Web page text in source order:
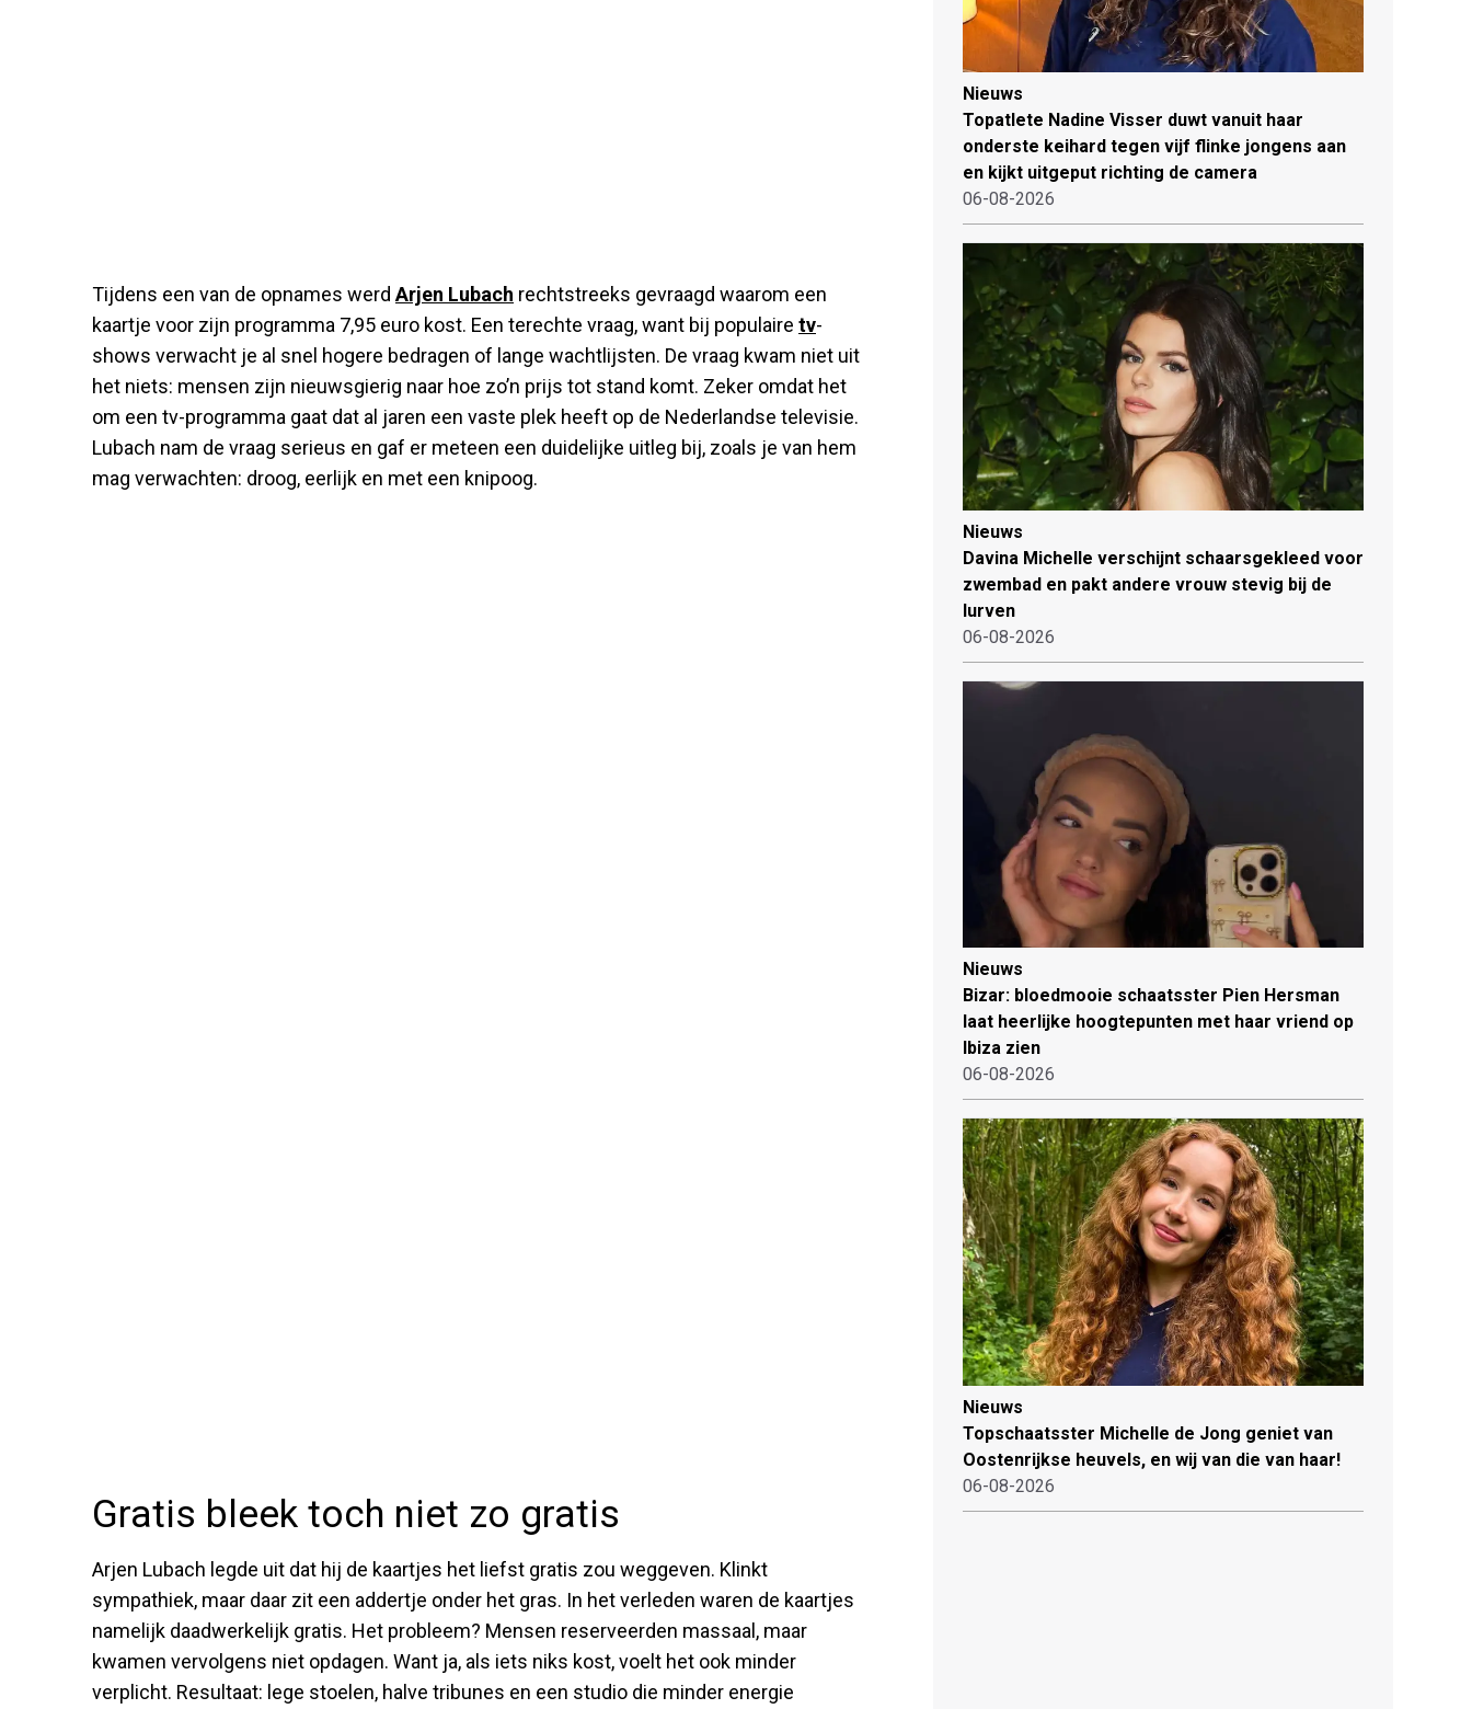
Tijdens een van de opnames werd Arjen Lubach rechtstreeks gevraagd waarom een
kaartje voor zijn programma 7,95 euro kost. Een terechte vraag, want bij populaire tv-
shows verwacht je al snel hogere bedragen of lange wachtlijsten. De vraag kwam niet uit
het niets: mensen zijn nieuwsgierig naar hoe zo’n prijs tot stand komt. Zeker omdat het
om een tv-programma gaat dat al jaren een vaste plek heeft op de Nederlandse televisie.
Lubach nam de vraag serieus en gaf er meteen een duidelijke uitleg bij, zoals je van hem
mag verwachten: droog, eerlijk en met een knipoog.
Gratis bleek toch niet zo gratis
Arjen Lubach legde uit dat hij de kaartjes het liefst gratis zou weggeven. Klinkt
sympathiek, maar daar zit een addertje onder het gras. In het verleden waren de kaartjes
namelijk daadwerkelijk gratis. Het probleem? Mensen reserveerden massaal, maar
kwamen vervolgens niet opdagen. Want ja, als iets niks kost, voelt het ook minder
verplicht. Resultaat: lege stoelen, halve tribunes en een studio die minder energie
Nieuws
Topatlete Nadine Visser duwt vanuit haar
onderste keihard tegen vijf flinke jongens aan
en kijkt uitgeput richting de camera
06-08-2026
Nieuws
Davina Michelle verschijnt schaarsgekleed voor
zwembad en pakt andere vrouw stevig bij de
lurven
06-08-2026
Nieuws
Bizar: bloedmooie schaatsster Pien Hersman
laat heerlijke hoogtepunten met haar vriend op
Ibiza zien
06-08-2026
Nieuws
Topschaatsster Michelle de Jong geniet van
Oostenrijkse heuvels, en wij van die van haar!
06-08-2026